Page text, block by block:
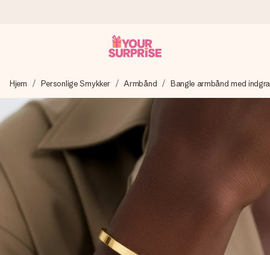
Vi laver din gave med omhu og sender den lynhurtigt – så
du kan give den på det helt rette tidspunkt, når den
betyder allermest.
4,7 (baseret på +15.000 anmeldelser)
Vores gaver inspirerer. Kunderne giver os 4,7 på Google
Gratis kort med hilsen
Hjem Personlige Smykker Armbånd Bangle armbånd med